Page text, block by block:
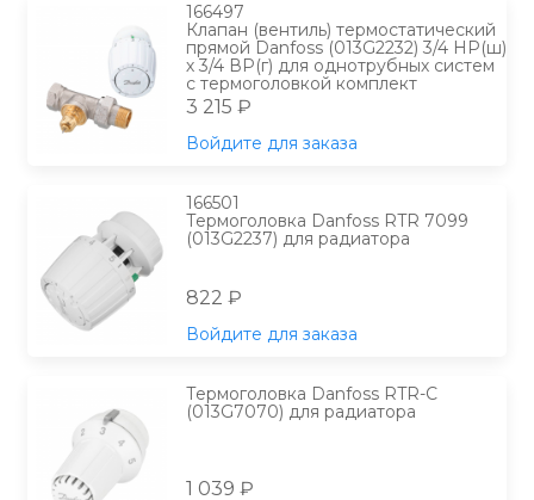
166497
Клапан (вентиль) термостатический
прямой Danfoss (013G2232) 3/4 НР(ш)
х 3/4 ВР(г) для однотрубных систем
с термоголовкой комплект
3 215 ₽
Войдите для заказа
166501
Термоголовка Danfoss RTR 7099
(013G2237) для радиатора
822 ₽
Войдите для заказа
Термоголовка Danfoss RTR-C
(013G7070) для радиатора
1 039 ₽